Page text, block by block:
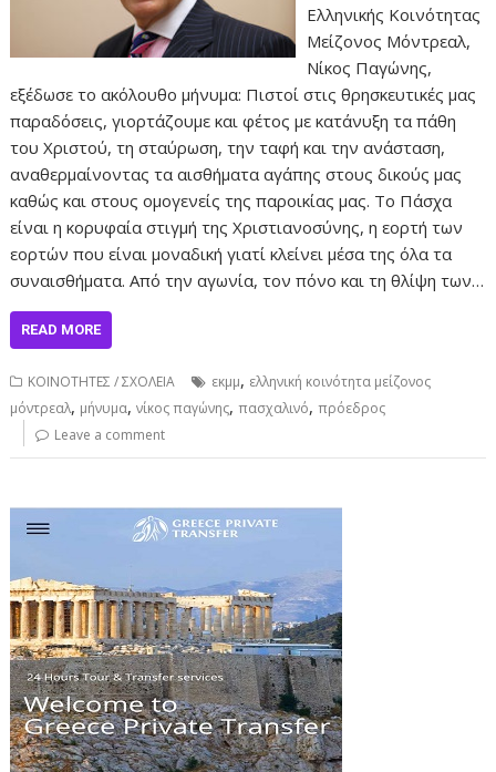
Ελληνικής Κοινότητας
Μείζονος Μόντρεαλ,
Νίκος Παγώνης,
εξέδωσε το ακόλουθο μήνυμα: Πιστοί στις θρησκευτικές μας
παραδόσεις, γιορτάζουμε και φέτος με κατάνυξη τα πάθη
του Χριστού, τη σταύρωση, την ταφή και την ανάσταση,
αναθερμαίνοντας τα αισθήματα αγάπης στους δικούς μας
καθώς και στους ομογενείς της παροικίας μας. Το Πάσχα
είναι η κορυφαία στιγμή της Χριστιανοσύνης, η εορτή των
εορτών που είναι μοναδική γιατί κλείνει μέσα της όλα τα
συναισθήματα. Από την αγωνία, τον πόνο και τη θλίψη των…
READ MORE
ΚΟΙΝΟΤΗΤΕΣ / ΣΧΟΛΕΙΑ εκμμ, ελληνική κοινότητα μείζονος
μόντρεαλ, μήνυμα,νίκος παγώνης,πασχαλινό,πρόεδρος
Leave a comment